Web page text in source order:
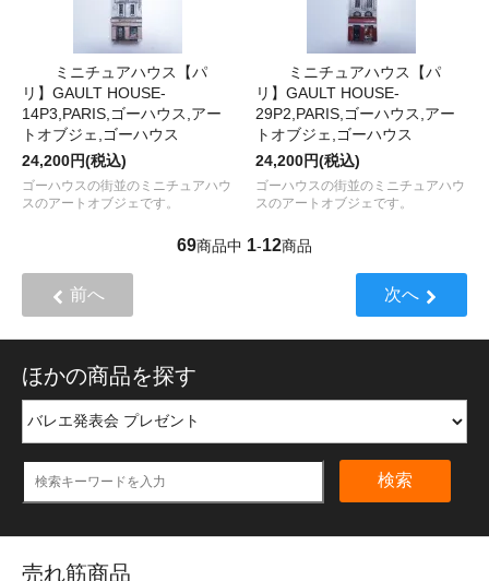
ミニチュアハウス【パ
リ】GAULT HOUSE-
14P3,PARIS,ゴーハウス,アー
トオブジェ,ゴーハウス
24,200円(税込)
ゴーハウスの街並のミニチュアハウ
スのアートオブジェです。
ミニチュアハウス【パ
リ】GAULT HOUSE-
29P2,PARIS,ゴーハウス,アー
トオブジェ,ゴーハウス
24,200円(税込)
ゴーハウスの街並のミニチュアハウ
スのアートオブジェです。
69商品中 1-12商品
前へ 次へ
ほかの商品を探す
検索
売れ筋商品